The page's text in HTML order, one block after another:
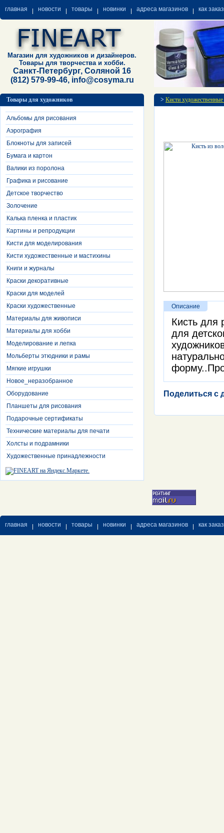
главная новости товары новинки адреса магазинов как
Магазин для художников и дизайнеров.
Товары для творчества и хобби.
Санкт-Петербург, Соляной 16
(812) 579-99-46, info@cosyma.ru
Товары для художников
Альбомы для рисования
Аэрография
Блокноты для записей
Бумага и картон
Валики из поролона
Графика и рисование
Детское творчество
Золочение
Калька пленка и пластик
Картины и репродукции
Кисти для моделирования
Кисти художественные и мастихины
Книги и журналы
Краски декоративные
Краски для моделей
Краски художественные
Материалы для живописи
Материалы для хобби
Моделирование и лепка
Мольберты этюдники и рамы
Мягкие игрушки
Новое_неразобранное
Оборудование
Планшеты для рисования
Подарочные сертификаты
Технические материалы для печати
Холсты и подрамники
Художественные принадлежности
> Кисти
Описание
Кисть для
для
Поделиться с
главная новости товары новинки адреса магазинов как